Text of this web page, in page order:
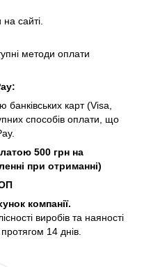
сайті.
методи оплати
карт (Visa,
способів оплати, що
500 грн на
при отриманні)
компанії.
виробів та наяності
14 днів.